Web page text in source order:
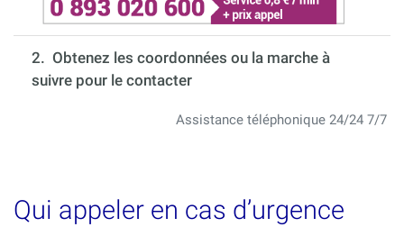
2. Obtenez les coordonnées ou la marche à
suivre pour le contacter
Assistance téléphonique 24/24 7/7
Qui appeler en cas d’urgence